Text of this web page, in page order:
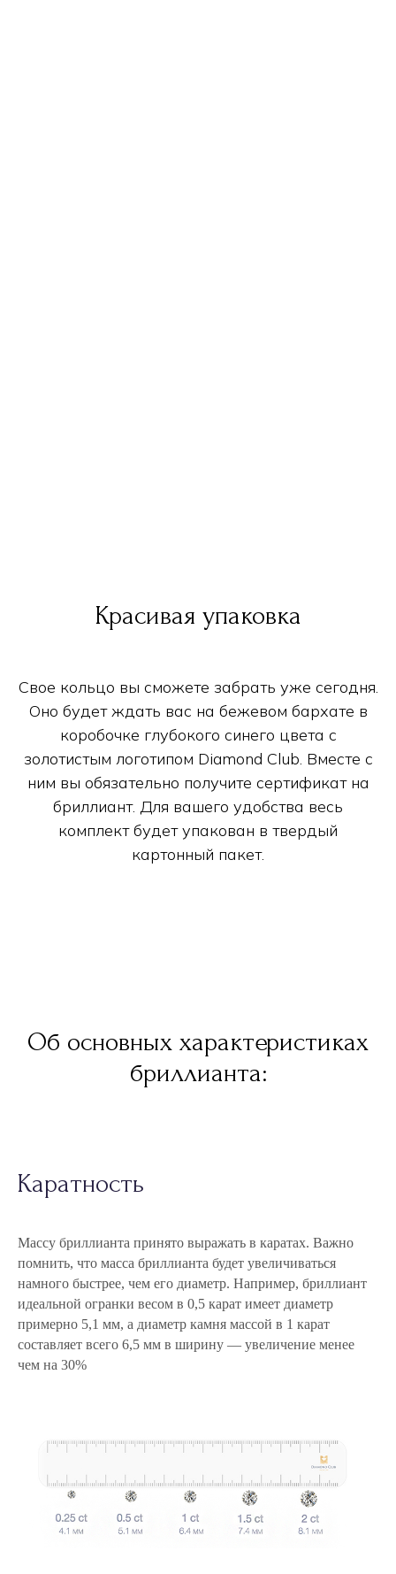
Красивая упаковка
Свое кольцо вы сможете забрать уже сегодня.
Оно будет ждать вас на бежевом бархате в
коробочке глубокого синего цвета с
золотистым логотипом Diamond Club. Вместе с
ним вы обязательно получите сертификат на
бриллиант. Для вашего удобства весь
комплект будет упакован в твердый
картонный пакет.
Об основных характеристиках
бриллианта:
Каратность